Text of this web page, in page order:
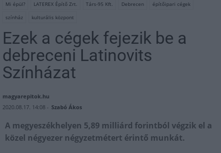
Mi épül? LATEREX Építő Zrt. Társ-95 Kft. Debrecen
építőipari cégek
színház
kulturális központ
Ezek a cégek fejezik be a
debreceni Latinovits
Színházat
magyarepitok.hu
2020.08.17. 14:08 - Szabó Ákos
A megyeszékhelyen 5,89 milliárd forintból végzik el a
közel négyezer négyzetmétert érintő munkát.